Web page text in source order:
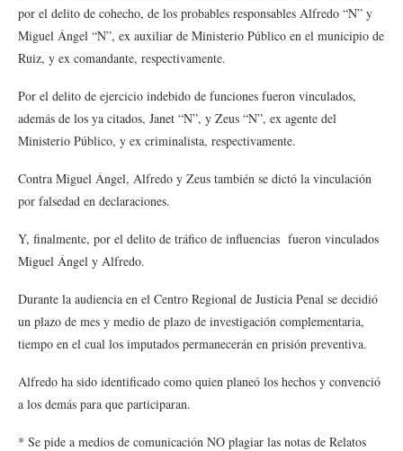
por el delito de cohecho, de los probables responsables Alfredo “N” y
Miguel Ángel “N”, ex auxiliar de Ministerio Público en el municipio de
Ruiz, y ex comandante, respectivamente.
Por el delito de ejercicio indebido de funciones fueron vinculados,
además de los ya citados, Janet “N”, y Zeus “N”, ex agente del
Ministerio Público, y ex criminalista, respectivamente.
Contra Miguel Ángel, Alfredo y Zeus también se dictó la vinculación
por falsedad en declaraciones.
Y, finalmente, por el delito de tráfico de influencias fueron vinculados
Miguel Ángel y Alfredo.
Durante la audiencia en el Centro Regional de Justicia Penal se decidió
un plazo de mes y medio de plazo de investigación complementaria,
tiempo en el cual los imputados permanecerán en prisión preventiva.
Alfredo ha sido identificado como quien planeó los hechos y convenció
a los demás para que participaran.
* Se pide a medios de comunicación NO plagiar las notas de Relatos